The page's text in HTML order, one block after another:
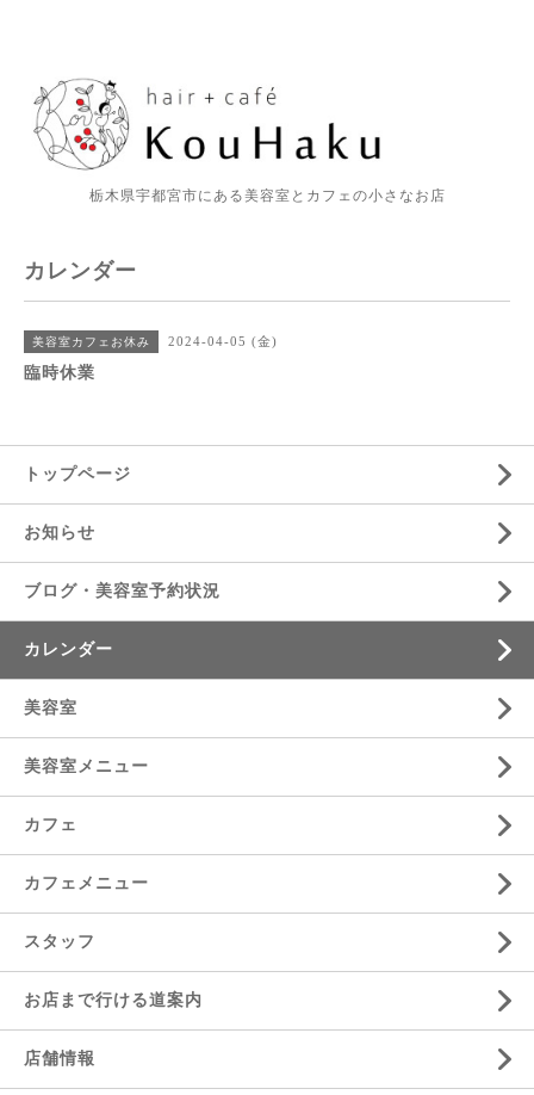
栃木県宇都宮市にある美容室とカフェの小さなお店
カレンダー
美容室カフェお休み 2024-04-05 (金)
臨時休業
トップページ
お知らせ
ブログ・美容室予約状況
カレンダー
美容室
美容室メニュー
カフェ
カフェメニュー
スタッフ
お店まで行ける道案内
店舗情報